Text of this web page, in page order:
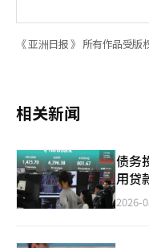
《 亚洲日报 》 所有作品受版
相关新闻
债务
用贷
2026-